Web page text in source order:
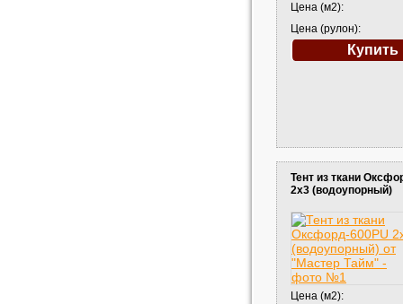
Цена (м2):
Цена (рулон):
Купить
Тент из ткани
2х3 (водоупорный)
Цена (м2):